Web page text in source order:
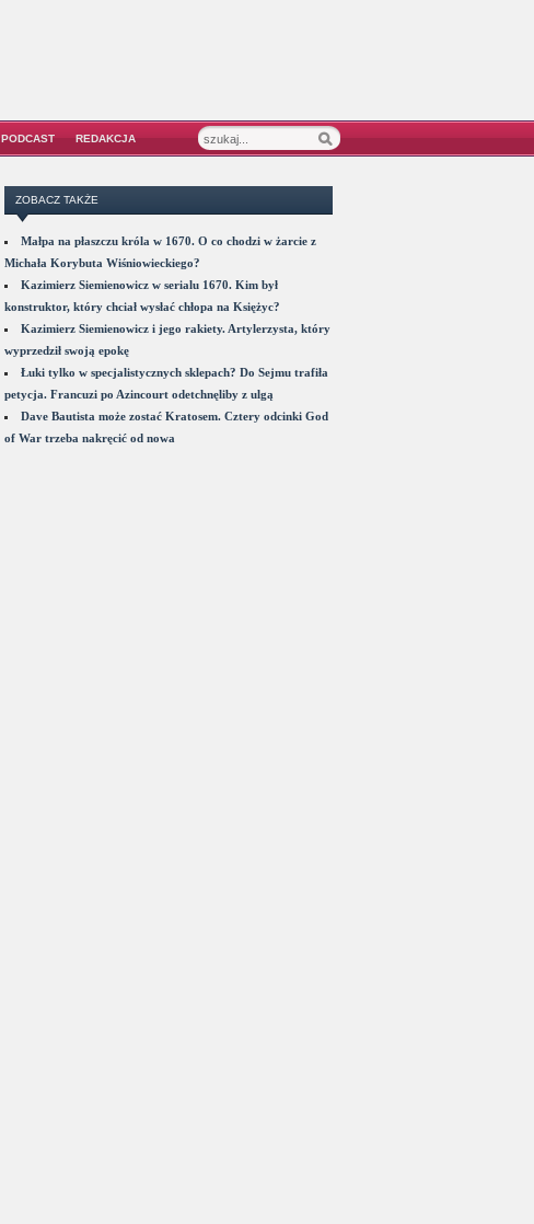
PODCAST REDAKCJA
ZOBACZ TAKŻE
Małpa na płaszczu króla w 1670. O co chodzi w żarcie z
Michała Korybuta Wiśniowieckiego?
Kazimierz Siemienowicz w serialu 1670. Kim był
konstruktor, który chciał wysłać chłopa na Księżyc?
Kazimierz Siemienowicz i jego rakiety. Artylerzysta, który
wyprzedził swoją epokę
Łuki tylko w specjalistycznych sklepach? Do Sejmu trafiła
petycja. Francuzi po Azincourt odetchnęliby z ulgą
Dave Bautista może zostać Kratosem. Cztery odcinki God
of War trzeba nakręcić od nowa